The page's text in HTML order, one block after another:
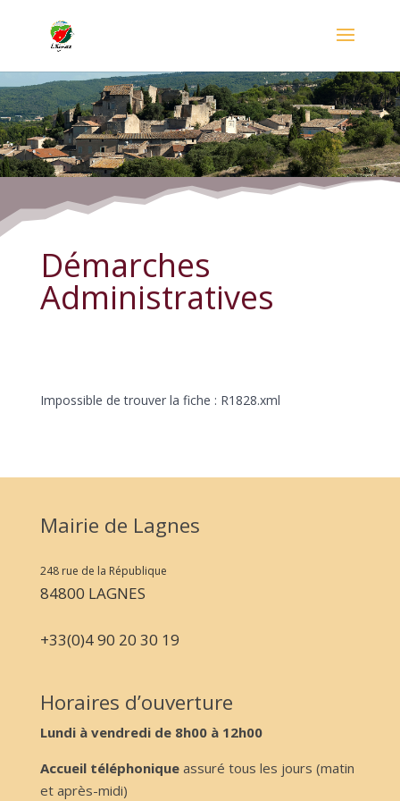
Démarches Administratives
Démarches
Administratives
Impossible de trouver la fiche : R1828.xml
Mairie de Lagnes
248 rue de la République
84800 LAGNES
+33(0)4 90 20 30 19
Horaires d’ouverture
Lundi à vendredi de 8h00 à 12h00
Accueil téléphoniqueassuré tous les jours (matin
et après-midi)